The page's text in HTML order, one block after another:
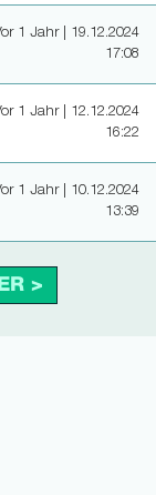
1 Jahr | 19.12.2024
17:08
1 Jahr | 12.12.2024
16:22
1 Jahr | 10.12.2024
13:39
>